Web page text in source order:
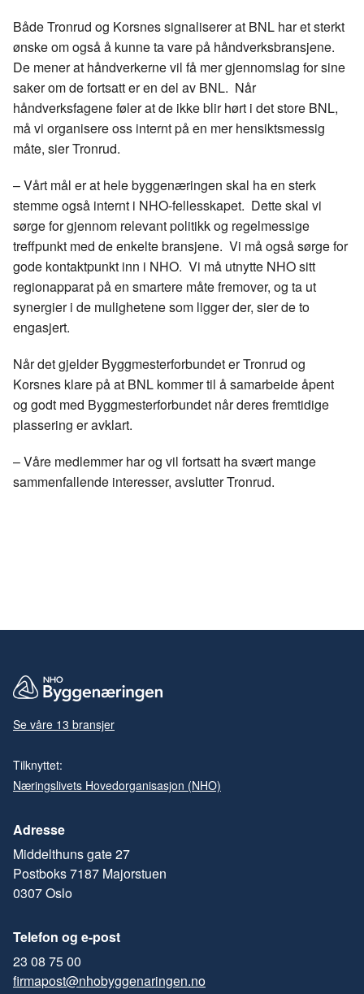
Både Tronrud og Korsnes signaliserer at BNL har et sterkt
ønske om også å kunne ta vare på håndverksbransjene.
De mener at håndverkerne vil få mer gjennomslag for sine
saker om de fortsatt er en del av BNL. Når
håndverksfagene føler at de ikke blir hørt i det store BNL,
må vi organisere oss internt på en mer hensiktsmessig
måte, sier Tronrud.
– Vårt mål er at hele byggenæringen skal ha en sterk
stemme også internt i NHO-fellesskapet. Dette skal vi
sørge for gjennom relevant politikk og regelmessige
treffpunkt med de enkelte bransjene. Vi må også sørge for
gode kontaktpunkt inn i NHO. Vi må utnytte NHO sitt
regionapparat på en smartere måte fremover, og ta ut
synergier i de mulighetene som ligger der, sier de to
engasjert.
Når det gjelder Byggmesterforbundet er Tronrud og
Korsnes klare på at BNL kommer til å samarbeide åpent
og godt med Byggmesterforbundet når deres fremtidige
plassering er avklart.
– Våre medlemmer har og vil fortsatt ha svært mange
sammenfallende interesser, avslutter Tronrud.
Se våre 13 bransjer
Tilknyttet:
Næringslivets Hovedorganisasjon (NHO)
Adresse
Middelthuns gate 27
Postboks 7187 Majorstuen
0307 Oslo
Telefon og e-post
23 08 75 00
firmapost@nhobyggenaringen.no